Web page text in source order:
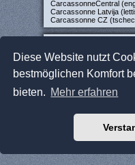
Diese Website nutzt
bestmöglichen Komfort
bieten. Mehr erfahren
CarcassonneCentral
Carcassonne Latvija
Carcassonne CZ
JCloisterZone
WikiCarpedia
BoardGameGeek